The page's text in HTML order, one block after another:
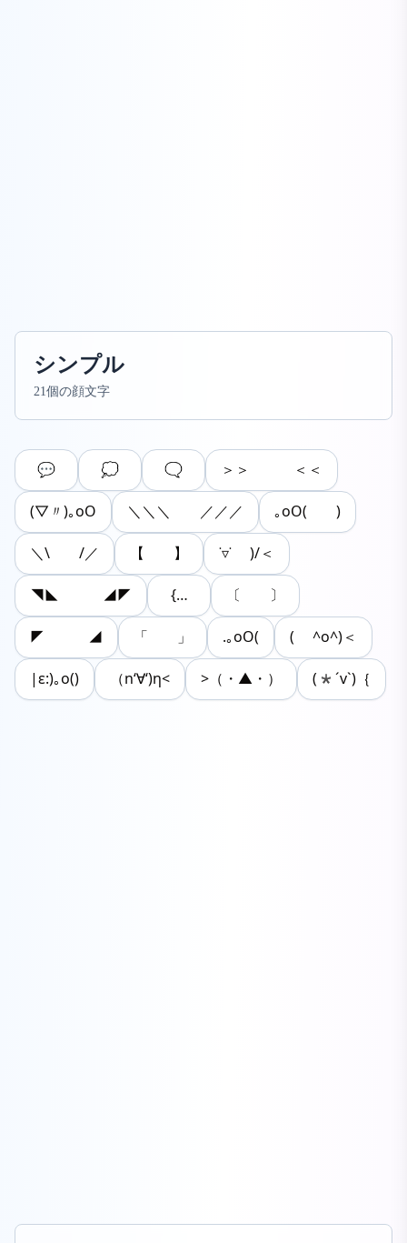
シンプル
21個の顔文字
💬 💭 🗨 ＞＞ ＜＜
(▽〃)｡oO ＼＼＼ ／／／ ｡oO( )
＼\ /／ 【 】 ˙▿˙ )/＜
◥◣ ◢◤ {… 〔 〕
◤ ◢ 「 」 .｡oO( ( ^o^)＜
|ε:)｡o() （n‘∀‘)η< >（・▲・） (*´v`)｛